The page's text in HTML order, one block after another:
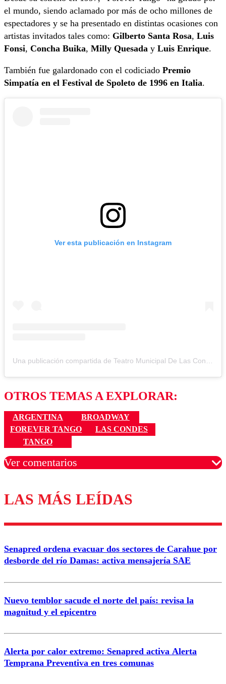
el mundo, siendo aclamado por más de ocho millones de
espectadores y se ha presentado en distintas ocasiones con
artistas invitados tales como: Gilberto Santa Rosa, Luis
Fonsi, Concha Buika, Milly Quesada y Luis Enrique.
También fue galardonado con el codiciado Premio
Simpatía en el Festival de Spoleto de 1996 en Italia.
Ver esta publicación en Instagram
OTROS TEMAS A EXPLORAR:
ARGENTINA
BROADWAY
FOREVER TANGO
LAS CONDES
TANGO
Ver comentarios
Los comentarios son moderados para garantizar un
diálogo respetuoso.
Correo
LAS MÁS LEÍDAS
Senapred ordena evacuar dos sectores de Carahue por
desborde del río Damas: activa mensajería SAE
Nuevo temblor sacude el norte del país: revisa la
magnitud y el epicentro
Alerta por calor extremo: Senapred activa Alerta
Temprana Preventiva en tres comunas